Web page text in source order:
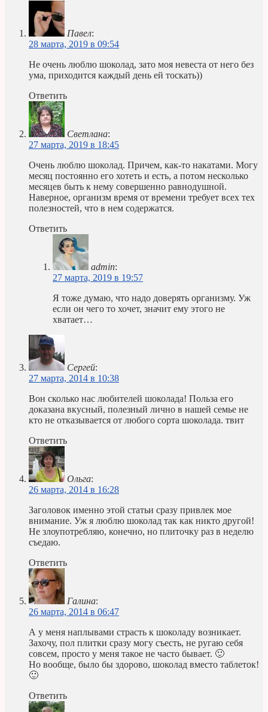
Павел:
28 марта, 2019 в 09:54
Не очень люблю шоколад, зато моя невеста от него без
ума, приходится каждый день ей тоскать))
Ответить
Светлана:
27 марта, 2019 в 18:45
Очень люблю шоколад. Причем, как-то накатами. Могу
месяц постоянно его хотеть и есть, а потом несколько
месяцев быть к нему совершенно равнодушной.
Наверное, организм время от времени требует всех тех
полезностей, что в нем содержатся.
Ответить
admin:
27 марта, 2019 в 19:57
Я тоже думаю, что надо доверять организму. Уж
если он чего то хочет, значит ему этого не
хватает…
Сергей:
27 марта, 2014 в 10:38
Вон сколько нас любителей шоколада! Польза его
доказана вкусный, полезный лично в нашей семье не
кто не отказывается от любого сорта шоколада. твит
Ответить
Ольга:
26 марта, 2014 в 16:28
Заголовок именно этой статьи сразу привлек мое
внимание. Уж я люблю шоколад так как никто другой!
Не злоупотребляю, конечно, но плиточку раз в неделю
съедаю.
Ответить
Галина:
26 марта, 2014 в 06:47
А у меня наплывами страсть к шоколаду возникает.
Захочу, пол плитки сразу могу съесть, не ругаю себя
совсем, просто у меня такое не часто бывает. 🙂
Но вообще, было бы здорово, шоколад вместо таблеток!
🙂
Ответить